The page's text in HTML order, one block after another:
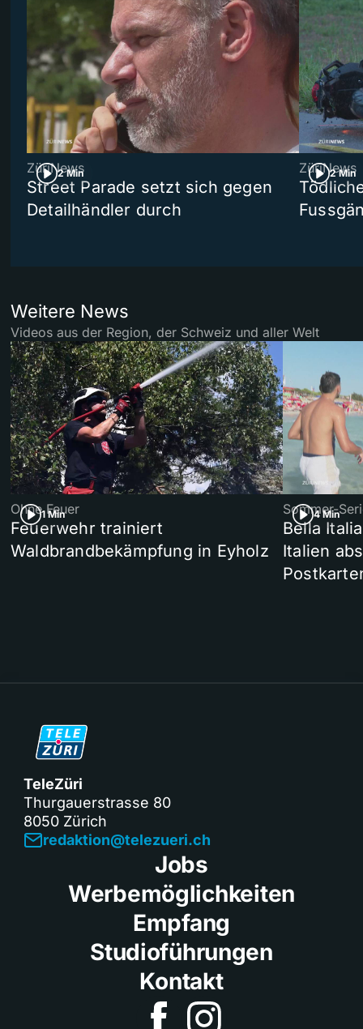
2 Min
ZüriNews
Street Parade setzt sich gegen
Detailhändler durch
2 Min
ZüriNews
Weitere News
Videos aus der Region, der Schweiz und aller Welt
1 Min
Ohne Feuer
Feuerwehr trainiert
Waldbrandbekämpfung in Eyholz
4 Min
Sommer-
Bella
Italien
TeleZüri
Thurgauerstrasse 80
8050 Zürich
redaktion@telezueri.ch
Jobs
Werbemöglichkeiten
Empfang
Studioführungen
Kontakt